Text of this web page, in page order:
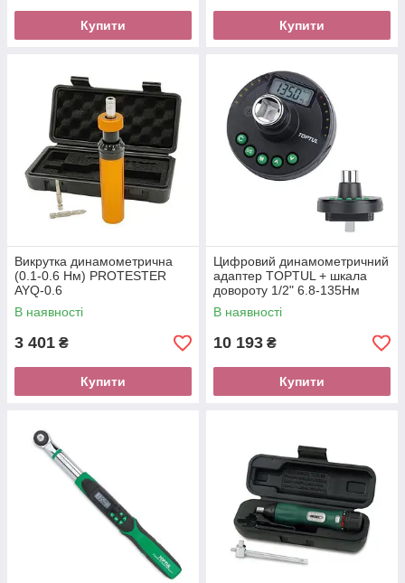
Купити Купити
Викрутка динамометрична
(0.1-0.6 Нм) PROTESTER
AYQ-0.6
В наявності
3 401 ₴
Купити
Цифровий динамометричний
адаптер TOPTUL + шкала
довороту 1/2" 6.8-135Нм
DTA-135A4
В наявності
10 193 ₴
Купити